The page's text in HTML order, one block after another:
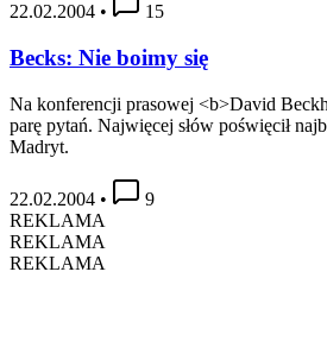
22.02.2004 • 15
Becks: Nie boimy się
Na konferencji prasowej <b>David
parę pytań. Najwięcej słów poświęcił
Madryt.
22.02.2004 •
9
REKLAMA
REKLAMA
REKLAMA